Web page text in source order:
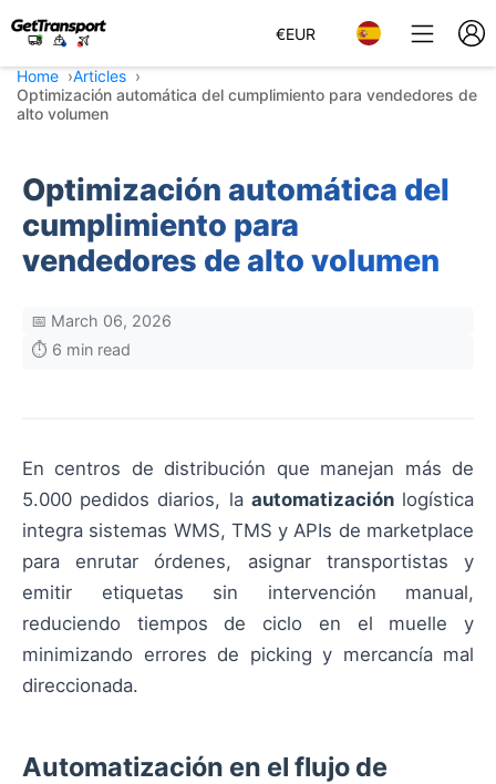
€EUR
Home
Articles
Optimización automática del cumplimiento para vendedores de
alto volumen
Optimización automática del
cumplimiento para
vendedores de alto volumen
📅 March 06, 2026
⏱️ 6 min read
En centros de distribución que manejan más de
5.000 pedidos diarios, la automatizaciónlogística
integra sistemas WMS, TMS y APIs de marketplace
para enrutar órdenes, asignar transportistas y
emitir etiquetas sin intervención manual,
reduciendo tiempos de ciclo en el muelle y
minimizando errores de picking y mercancía mal
direccionada.
Automatización en el flujo de